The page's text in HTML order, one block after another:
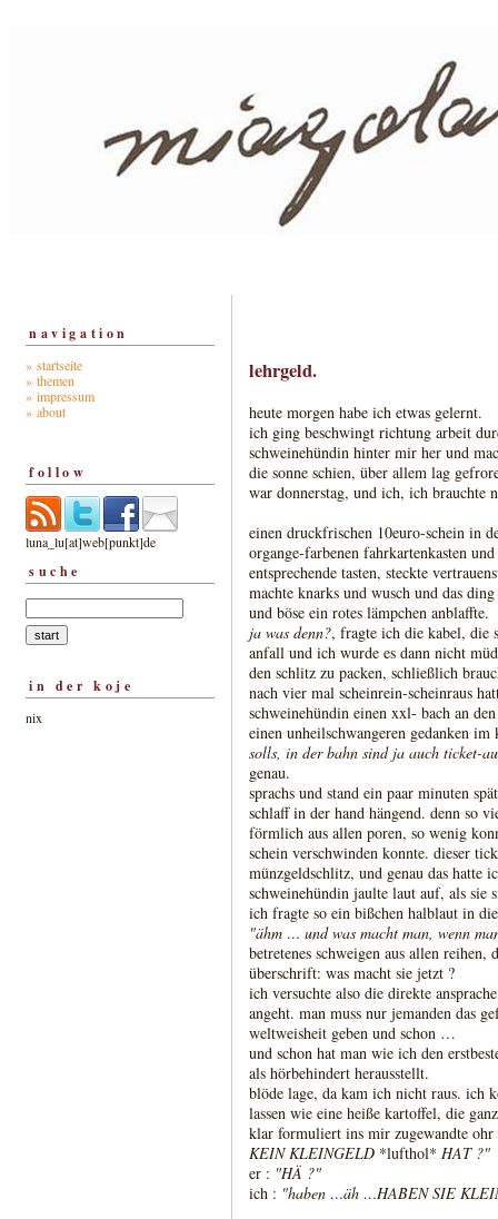
navigation
» startseite
» themen
» impressum
» about
follow
luna_lu[at]web[punkt]de
suche
in der koje
nix
lehrgeld.
heute morgen habe ich etwas gelernt.
ich ging beschwingt richtung arbeit
schweinehündin hinter mir her und
die sonne schien, über allem lag
war donnerstag, und ich, ich brauchte
einen druckfrischen 10euro-schein in
organge-farbenen fahrkartenkasten
entsprechende tasten, steckte
machte knarks und wusch und das
und böse ein rotes lämpchen anblaffte.
ja was denn?, fragte ich die kabel, die
anfall und ich wurde es dann nicht
den schlitz zu packen, schließlich
nach vier mal scheinrein-scheinraus
schweinehündin einen xxl- bach an
einen unheilschwangeren gedanken
solls, in der bahn sind ja auch ticket-
genau.
sprachs und stand ein paar minuten
schlaff in der hand hängend. denn so
förmlich aus allen poren, so wenig
schein verschwinden konnte. dieser
münzgeldschlitz, und genau das hatte
schweinehündin jaulte laut auf, als sie
ich fragte so ein bißchen halblaut in
"ähm … und was macht man, wenn
betretenes schweigen aus allen
überschrift: was macht sie jetzt ?
ich versuchte also die direkte
angeht. man muss nur jemanden das
weltweisheit geben und schon …
und schon hat man wie ich den
als hörbehindert herausstellt.
blöde lage, da kam ich nicht raus. ich
lassen wie eine heiße kartoffel, die
klar formuliert ins mir zugewandte
KEIN KLEINGELD *lufthol* HAT ?"
er : "HÄ ?"
ich : "haben …äh …HABEN SIE